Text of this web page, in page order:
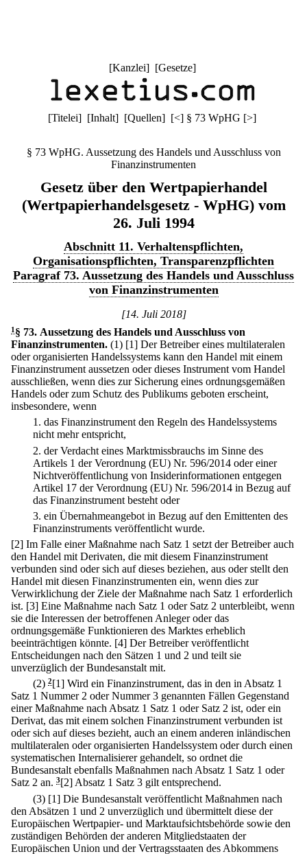
[Kanzlei] [Gesetze]
[Titelei] [Inhalt] [Quellen] [<] § 73 WpHG [>]
§ 73 WpHG. Aussetzung des Handels und Ausschluss von
Finanzinstrumenten
Gesetz über den Wertpapierhandel
(Wertpapierhandelsgesetz - WpHG) vom
26. Juli 1994
Abschnitt 11. Verhaltenspflichten,
Organisationspflichten, Transparenzpflichten
Paragraf 73. Aussetzung des Handels und Ausschluss
von Finanzinstrumenten
[14. Juli 2018]
1 § 73. Aussetzung des Handels und Ausschluss von
Finanzinstrumenten. (1) [1] Der Betreiber eines multilateralen
oder organisierten Handelssystems kann den Handel mit einem
Finanzinstrument aussetzen oder dieses Instrument vom Handel
ausschließen, wenn dies zur Sicherung eines ordnungsgemäßen
Handels oder zum Schutz des Publikums geboten erscheint,
insbesondere, wenn
1. das Finanzinstrument den Regeln des Handelssystems
nicht mehr entspricht,
2. der Verdacht eines Marktmissbrauchs im Sinne des
Artikels 1 der Verordnung (EU) Nr. 596/2014 oder einer
Nichtveröffentlichung von Insiderinformationen entgegen
Artikel 17 der Verordnung (EU) Nr. 596/2014 in Bezug auf
das Finanzinstrument besteht oder
3. ein Übernahmeangebot in Bezug auf den Emittenten des
Finanzinstruments veröffentlicht wurde.
[2] Im Falle einer Maßnahme nach Satz 1 setzt der Betreiber auch
den Handel mit Derivaten, die mit diesem Finanzinstrument
verbunden sind oder sich auf dieses beziehen, aus oder stellt den
Handel mit diesen Finanzinstrumenten ein, wenn dies zur
Verwirklichung der Ziele der Maßnahme nach Satz 1 erforderlich
ist. [3] Eine Maßnahme nach Satz 1 oder Satz 2 unterbleibt, wenn
sie die Interessen der betroffenen Anleger oder das
ordnungsgemäße Funktionieren des Marktes erheblich
beeinträchtigen könnte. [4] Der Betreiber veröffentlicht
Entscheidungen nach den Sätzen 1 und 2 und teilt sie
unverzüglich der Bundesanstalt mit.
(2) 2[1] Wird ein Finanzinstrument, das in den in Absatz 1
Satz 1 Nummer 2 oder Nummer 3 genannten Fällen Gegenstand
einer Maßnahme nach Absatz 1 Satz 1 oder Satz 2 ist, oder ein
Derivat, das mit einem solchen Finanzinstrument verbunden ist
oder sich auf dieses bezieht, auch an einem anderen inländischen
multilateralen oder organisierten Handelssystem oder durch einen
systematischen Internalisierer gehandelt, so ordnet die
Bundesanstalt ebenfalls Maßnahmen nach Absatz 1 Satz 1 oder
Satz 2 an. 3[2] Absatz 1 Satz 3 gilt entsprechend.
(3) [1] Die Bundesanstalt veröffentlicht Maßnahmen nach
den Absätzen 1 und 2 unverzüglich und übermittelt diese der
Europäischen Wertpapier- und Marktaufsichtsbehörde sowie den
zuständigen Behörden der anderen Mitgliedstaaten der
Europäischen Union und der Vertragsstaaten des Abkommens